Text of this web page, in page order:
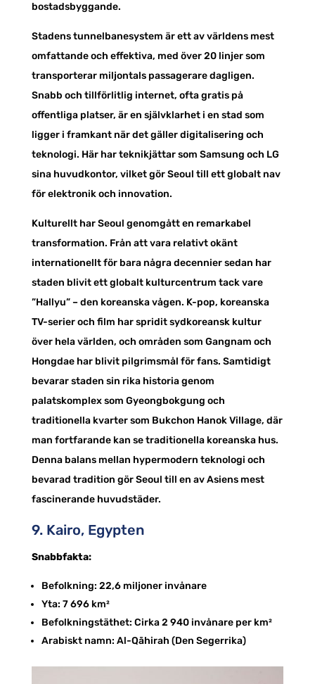
bostadsbyggande.
Stadens tunnelbanesystem är ett av världens mest
omfattande och effektiva, med över 20 linjer som
transporterar miljontals passagerare dagligen.
Snabb och tillförlitlig internet, ofta gratis på
offentliga platser, är en självklarhet i en stad som
ligger i framkant när det gäller digitalisering och
teknologi. Här har teknikjättar som Samsung och LG
sina huvudkontor, vilket gör Seoul till ett globalt nav
för elektronik och innovation.
Kulturellt har Seoul genomgått en remarkabel
transformation. Från att vara relativt okänt
internationellt för bara några decennier sedan har
staden blivit ett globalt kulturcentrum tack vare
”Hallyu” – den koreanska vågen. K-pop, koreanska
TV-serier och film har spridit sydkoreansk kultur
över hela världen, och områden som Gangnam och
Hongdae har blivit pilgrimsmål för fans. Samtidigt
bevarar staden sin rika historia genom
palatskomplex som Gyeongbokgung och
traditionella kvarter som Bukchon Hanok Village, där
man fortfarande kan se traditionella koreanska hus.
Denna balans mellan hypermodern teknologi och
bevarad tradition gör Seoul till en av Asiens mest
fascinerande huvudstäder.
9. Kairo, Egypten
Snabbfakta:
Befolkning: 22,6 miljoner invånare
Yta: 7 696 km²
Befolkningstäthet: Cirka 2 940 invånare per km²
Arabiskt namn: Al-Qāhirah (Den Segerrika)